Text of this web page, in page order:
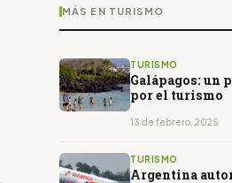
MÁS EN TURISMO
TURISMO
Galápagos: un
por el turismo
13 de febrero, 2025
TURISMO
Argentina